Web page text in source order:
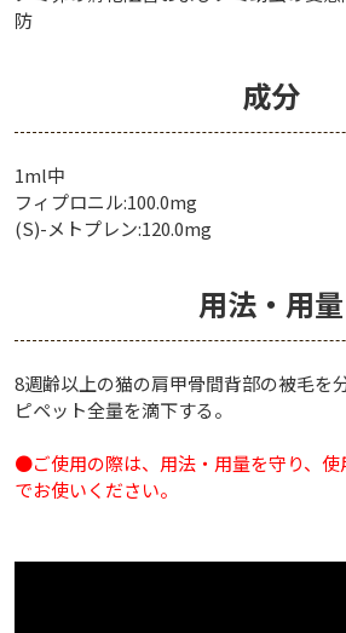
防
成分
1ml中
フィプロニル:100.0mg
(S)-メトプレン:120.0mg
用法・用量
8週齢以上の猫の肩甲骨間背部の被毛を
ピペット全量を滴下する。
●ご使用の際は、用法・用量を守り、
でお使いください。